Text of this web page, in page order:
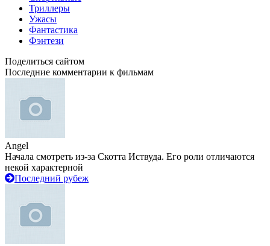
Триллеры
Ужасы
Фантастика
Фэнтези
Поделиться сайтом
Последние комментарии к фильмам
Angel
Начала смотреть из-за Скотта Иствуда. Его роли отличаются
некой характерной
Последний рубеж